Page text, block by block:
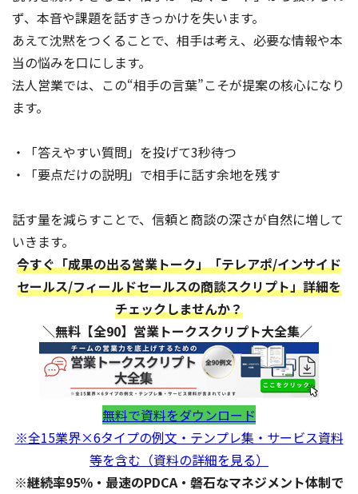
ず、本音や課題を話すきっかけを失います。
あえて沈黙をつくることで、相手は考え、必要な情報や本
当の悩みを口にします。
法人営業では、この“相手の言葉”こそが提案の核心になり
ます。
・「答えやすい質問」を投げて3秒待つ
・「要点だけの説明」で相手に話す余地を残す
話す量を減らすことで、信頼と商談の深さが自然に増して
いきます。
今すぐ「成果の出る営業トーク」「テレアポ/インサイド
セールス/フィールドセールスの商談スクリプト」詳細を
チェックしませんか？
＼無料【全90】営業トークスクリプト大全集／
無料で資料をダウンロード
※全15業界×6タイプの例文・テンプレ集・サービス資料
等を含む（資料の詳細を見る）
※継続率95％・最速のPDCA・磐石なマネジメント体制で